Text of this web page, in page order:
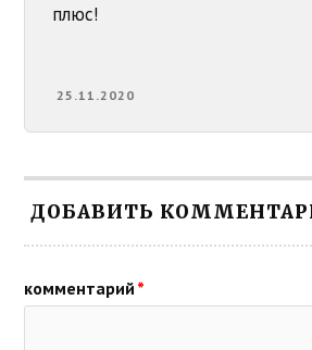
плюс!
25.11.2020
ДОБАВИТЬ
комментарий *